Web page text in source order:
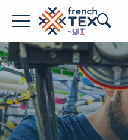
Offres d'emploi
Entreprises
Métiers
Formations